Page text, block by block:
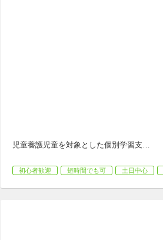
児童養護児童を対象とした個別学習支…
初心者歓迎 短時間でも可 土日中心